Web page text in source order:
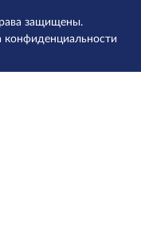
защищены.
конфиденциальности